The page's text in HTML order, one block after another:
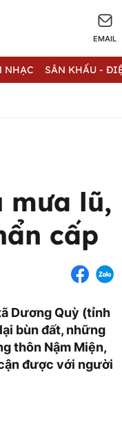
EMAIL
NHẠC SÂN KHẤU -
mưa lũ,
cấp
Dương Quỳ (tỉnh
bùn đất, những
thôn Nậm Miện,
được với người